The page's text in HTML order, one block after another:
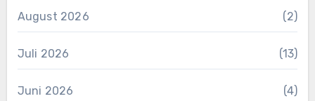
August 2026 (2)
Juli 2026 (13)
Juni 2026 (4)